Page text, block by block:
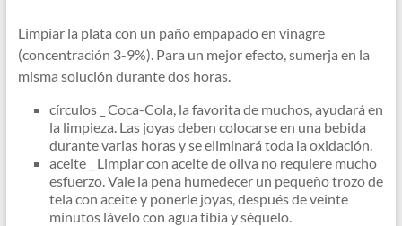
Limpiar la plata con un paño empapado en vinagre
(concentración 3-9%). Para un mejor efecto, sumerja en la
misma solución durante dos horas.
círculos _ Coca-Cola, la favorita de muchos, ayudará en
la limpieza. Las joyas deben colocarse en una bebida
durante varias horas y se eliminará toda la oxidación.
aceite _ Limpiar con aceite de oliva no requiere mucho
esfuerzo. Vale la pena humedecer un pequeño trozo de
tela con aceite y ponerle joyas, después de veinte
minutos lávelo con agua tibia y séquelo.